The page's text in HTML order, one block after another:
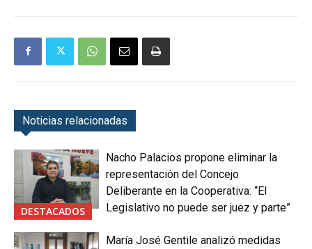
Noticias relacionadas
DESTACADOS
Nacho Palacios propone eliminar la
representación del Concejo
Deliberante en la Cooperativa: “El
Legislativo no puede ser juez y parte”
María José Gentile analizó medidas